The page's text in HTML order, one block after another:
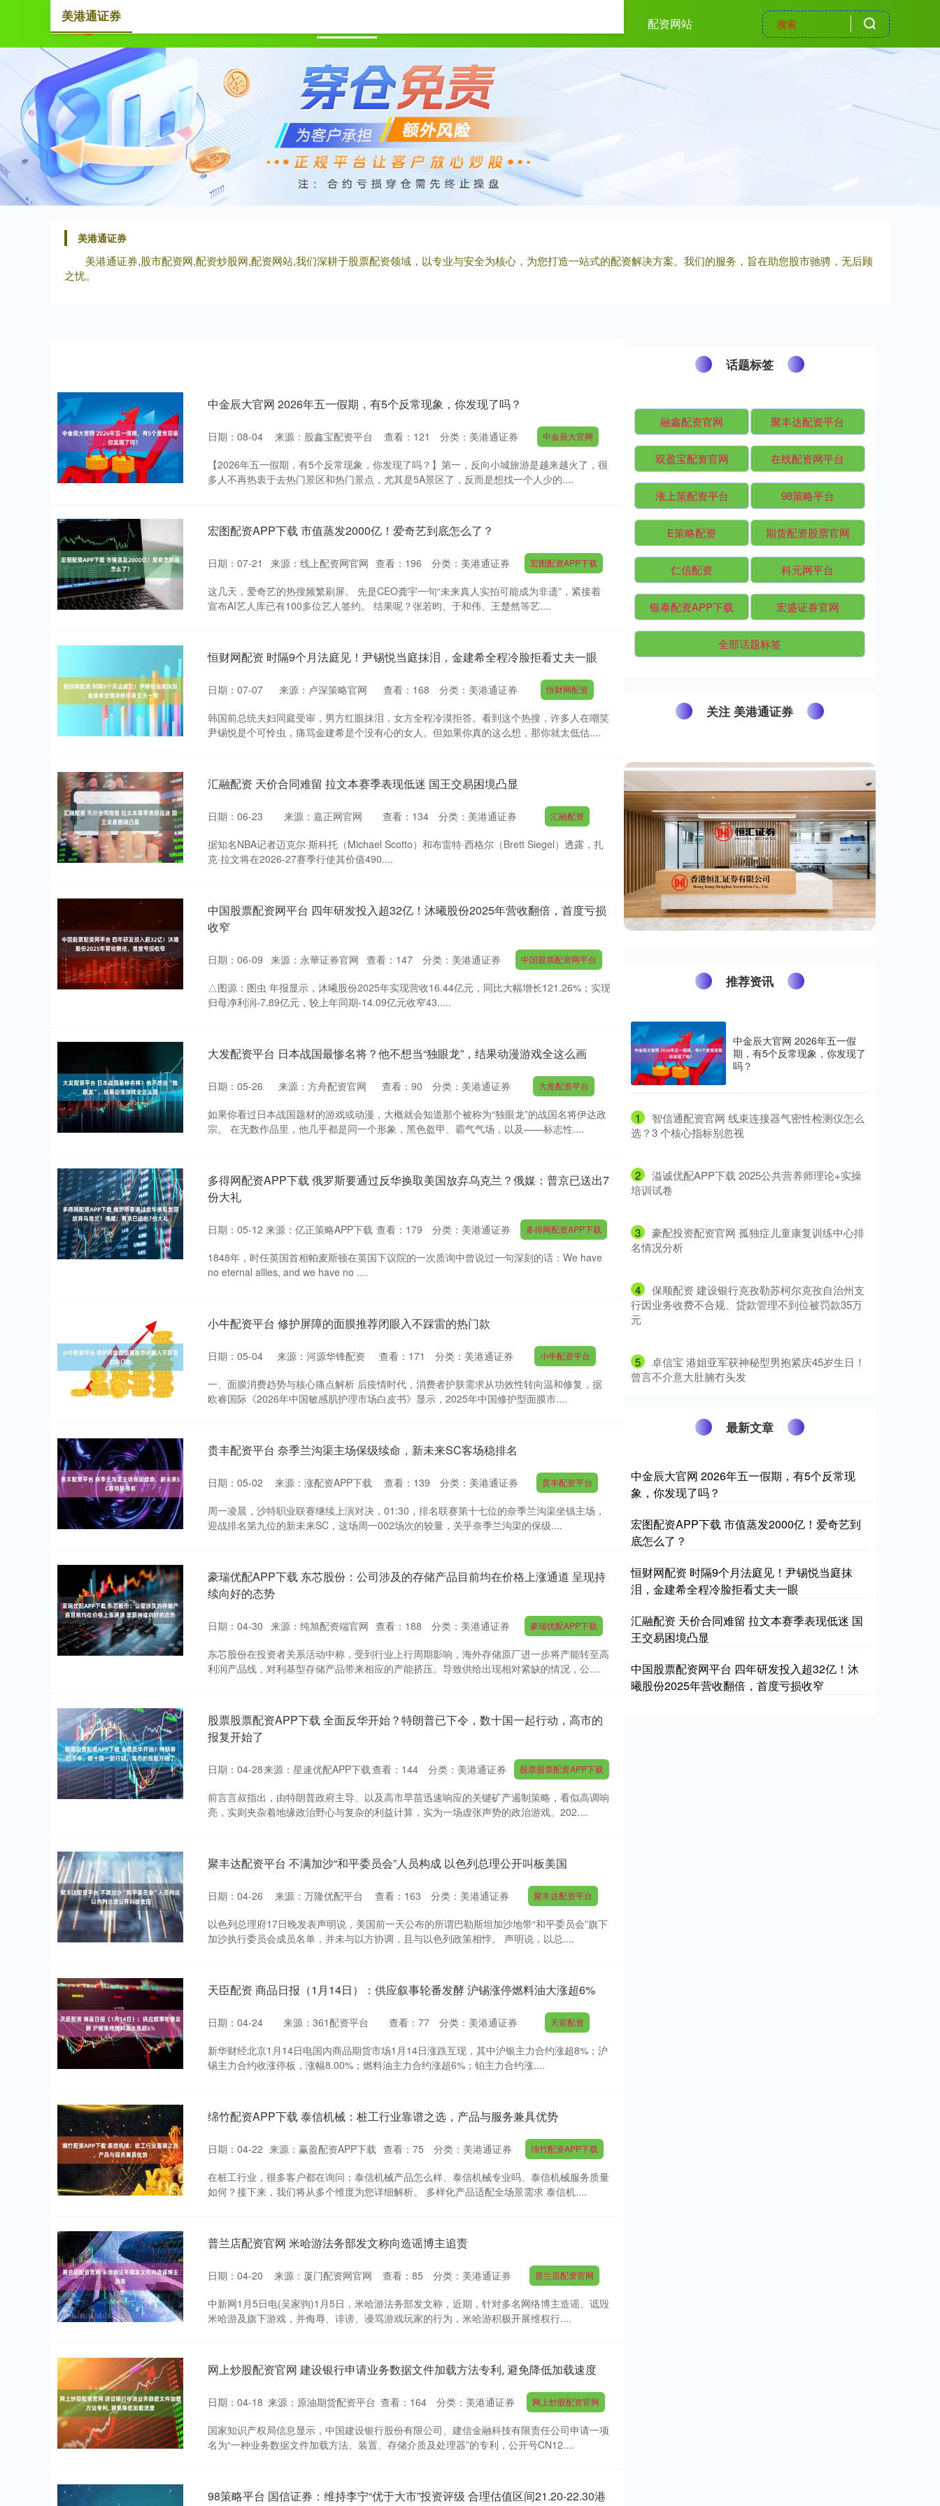
配资网站
美港通证券
美港通证券,股市配资网,配资炒股网,配资网站,我们深耕于股票配资领域，以专业与安全为核心，为您打造一站式的配资解决方案。我们的服务，旨在助您股市驰骋，无后顾
之忧。
美港通证券
中金辰大官网 2026年五一假期，有5个反常现象，你发现了吗？
日期：08-04 来源：股鑫宝配资平台 查看： 121 分类： 美港通证券 中金辰大官网
【2026年五一假期，有5个反常现象，你发现了吗？】第一，反向小城旅游是越来越火了，很
多人不再热衷于去热门景区和热门景点，尤其是5A景区了，反而是想找一个人少的....
宏图配资APP下载 市值蒸发2000亿！爱奇艺到底怎么了？
日期：07-21 来源：线上配资网官网 查看： 196 分类： 美港通证券 宏图配资APP下载
这几天，爱奇艺的热搜频繁刷屏。 先是CEO龚宇一句“未来真人实拍可能成为非遗”，紧接着
宣布AI艺人库已有100多位艺人签约。 结果呢？张若昀、于和伟、王楚然等艺....
恒财网配资 时隔9个月法庭见！尹锡悦当庭抹泪，金建希全程冷脸拒看丈夫一眼
日期：07-07 来源：卢深策略官网 查看： 168 分类： 美港通证券 恒财网配资
韩国前总统夫妇同庭受审，男方红眼抹泪，女方全程冷漠拒答。看到这个热搜，许多人在嘲笑
尹锡悦是个可怜虫，痛骂金建希是个没有心的女人。但如果你真的这么想，那你就太低估....
汇融配资 天价合同难留 拉文本赛季表现低迷 国王交易困境凸显
日期：06-23 来源：嘉正网官网 查看： 134 分类： 美港通证券 汇融配资
据知名NBA记者迈克尔·斯科托（Michael Scotto）和布雷特·西格尔（Brett Siegel）透露，扎
克·拉文将在2026-27赛季行使其价值490....
中国股票配资网平台 四年研发投入超32亿！沐曦股份2025年营收翻倍，首度亏损
收窄
日期：06-09 来源：永華证券官网 查看： 147 分类： 美港通证券 中国股票配资网平台
△图源：图虫 年报显示，沐曦股份2025年实现营收16.44亿元，同比大幅增长121.26%；实现
归母净利润-7.89亿元，较上年同期-14.09亿元收窄43.....
大发配资平台 日本战国最惨名将？他不想当“独眼龙”，结果动漫游戏全这么画
日期：05-26 来源：方舟配资官网 查看： 90 分类： 美港通证券 大发配资平台
如果你看过日本战国题材的游戏或动漫，大概就会知道那个被称为“独眼龙”的战国名将伊达政
宗。 在无数作品里，他几乎都是同一个形象，黑色盔甲、霸气气场，以及——标志性....
多得网配资APP下载 俄罗斯要通过反华换取美国放弃乌克兰？俄媒：普京已送出7
份大礼
日期：05-12 来源：亿正策略APP下载 查看： 179 分类： 美港通证券 多得网配资APP下载
1848年，时任英国首相帕麦斯顿在英国下议院的一次质询中曾说过一句深刻的话：We have
no eternal allies, and we have no ....
小牛配资平台 修护屏障的面膜推荐闭眼入不踩雷的热门款
日期：05-04 来源：河源华锋配资 查看： 171 分类： 美港通证券 小牛配资平台
一、面膜消费趋势与核心痛点解析 后疫情时代，消费者护肤需求从功效性转向温和修复，据
欧睿国际《2026年中国敏感肌护理市场白皮书》显示，2025年中国修护型面膜市....
贵丰配资平台 奈季兰沟渠主场保级续命，新未来SC客场稳排名
日期：05-02 来源：涨配资APP下载 查看： 139 分类： 美港通证券 贵丰配资平台
周一凌晨，沙特职业联赛继续上演对决，01:30，排名联赛第十七位的奈季兰沟渠坐镇主场，
迎战排名第九位的新未来SC，这场周一002场次的较量，关乎奈季兰沟渠的保级....
豪瑞优配APP下载 东芯股份：公司涉及的存储产品目前均在价格上涨通道 呈现持
续向好的态势
日期：04-30 来源：纯旭配资端官网 查看： 188 分类： 美港通证券 豪瑞优配APP下载
东芯股份在投资者关系活动中称，受到行业上行周期影响，海外存储原厂进一步将产能转至高
利润产品线，对利基型存储产品带来相应的产能挤压。导致供给出现相对紧缺的情况，公....
股票股票配资APP下载 全面反华开始？特朗普已下令，数十国一起行动，高市的
报复开始了
日期：04-28来源：星速优配APP下载查看： 144 分类： 美港通证券 股票股票配资APP下载
前言言叔指出，由特朗普政府主导、以及高市早苗迅速响应的关键矿产遏制策略，看似高调响
亮，实则夹杂着地缘政治野心与复杂的利益计算，实为一场虚张声势的政治游戏。202....
聚丰达配资平台 不满加沙“和平委员会”人员构成 以色列总理公开叫板美国
日期：04-26 来源：万隆优配平台 查看： 163 分类： 美港通证券 聚丰达配资平台
以色列总理府17日晚发表声明说，美国前一天公布的所谓巴勒斯坦加沙地带“和平委员会”旗下
加沙执行委员会成员名单，并未与以方协调，且与以色列政策相悖。 声明说，以总....
天臣配资 商品日报（1月14日）：供应叙事轮番发酵 沪锡涨停燃料油大涨超6%
日期：04-24 来源：361配资平台 查看： 77 分类： 美港通证券 天宸配资
新华财经北京1月14日电国内商品期货市场1月14日涨跌互现，其中沪银主力合约涨超8%；沪
锡主力合约收涨停板，涨幅8.00%；燃料油主力合约涨超6%；铂主力合约涨....
绵竹配资APP下载 泰信机械：桩工行业靠谱之选，产品与服务兼具优势
日期：04-22 来源：赢盈配资APP下载 查看： 75 分类： 美港通证券 绵竹配资APP下载
在桩工行业，很多客户都在询问：泰信机械产品怎么样、泰信机械专业吗、泰信机械服务质量
如何？接下来，我们将从多个维度为您详细解析。 多样化产品适配全场景需求 泰信机....
普兰店配资官网 米哈游法务部发文称向造谣博主追责
日期：04-20 来源：厦门配资网官网 查看： 85 分类： 美港通证券 普兰店配资官网
中新网1月5日电(吴家驹)1月5日，米哈游法务部发文称，近期，针对多名网络博主造谣、诋毁
米哈游及旗下游戏，并侮辱、诽谤、谩骂游戏玩家的行为，米哈游积极开展维权行....
网上炒股配资官网 建设银行申请业务数据文件加载方法专利, 避免降低加载速度
日期：04-18 来源：原油期货配资平台 查看： 164 分类： 美港通证券 网上炒股配资官网
国家知识产权局信息显示，中国建设银行股份有限公司、建信金融科技有限责任公司申请一项
名为“一种业务数据文件加载方法、装置、存储介质及处理器”的专利，公开号CN12....
98策略平台 国信证券：维持李宁“优于大市”投资评级 合理估值区间21.20-22.30港
话题标签
融鑫配资官网 聚丰达配资平台
双盈宝配资官网 在线配资网平台
涨上策配资平台 98策略平台
E策略配资 期货配资股票官网
仁信配资 科元网平台
银泰配资APP下载 宏盛证券官网
全部话题标签
关注 美港通证券
推荐资讯
中金辰大官网 2026年五一假
期，有5个反常现象，你发现了
吗？
1
​智信通配资官网 线束连接器气密性检测仪怎么
选？3 个核心指标别忽视
2
​溢诚优配APP下载 2025公共营养师理论+实操
培训试卷
3
​豪配投资配资官网 孤独症儿童康复训练中心排
名情况分析
4
​保顺配资 建设银行克孜勒苏柯尔克孜自治州支
行因业务收费不合规、贷款管理不到位被罚款35万
元
5
​卓信宝 港姐亚军获神秘型男抱紧庆45岁生日！
曾言不介意大肚腩冇头发
最新文章
中金辰大官网 2026年五一假期，有5个反常现
象，你发现了吗？
宏图配资APP下载 市值蒸发2000亿！爱奇艺到
底怎么了？
恒财网配资 时隔9个月法庭见！尹锡悦当庭抹
泪，金建希全程冷脸拒看丈夫一眼
汇融配资 天价合同难留 拉文本赛季表现低迷 国
王交易困境凸显
中国股票配资网平台 四年研发投入超32亿！沐
曦股份2025年营收翻倍，首度亏损收窄